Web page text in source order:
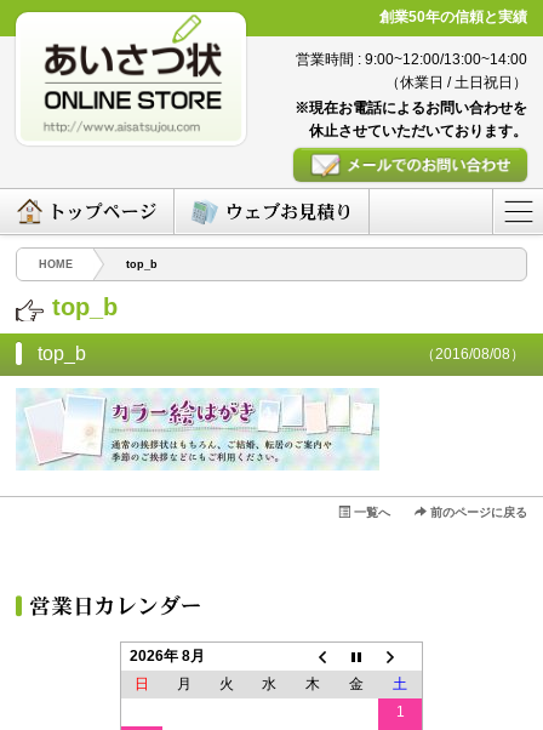
創業50年の信頼と実績
営業時間 : 9:00~12:00/13:00~14:00
（休業日 / 土日祝日）
※現在お電話によるお問い合わせを
休止させていただいております。
HOME top_b
top_b
top_b （2016/08/08）
一覧へ 前のページに戻る
2026年 8月
日
月 火 水 木 金
土
1